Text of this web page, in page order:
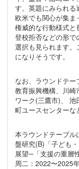
す。英題にみられる
欧米でも関心が集ま
権威的な行動様式と
登校拒否などの形
選択も見られます。
になりそうです。
なお、ラウンドテ
教育振興機構、川崎
ワーク(三鷹市)、
町ユースセンターな
本ラウンドテーブ
盤研究(B)「子ども
展望─「支援の重層
周二：2022〜2025